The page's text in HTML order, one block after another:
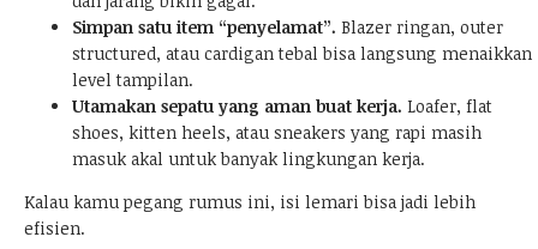
Simpan satu item “penyelamat”. Blazer ringan, outer
structured, atau cardigan tebal bisa langsung menaikkan
level tampilan.
Utamakan sepatu yang aman buat kerja. Loafer, flat
shoes, kitten heels, atau sneakers yang rapi masih
masuk akal untuk banyak lingkungan kerja.
Kalau kamu pegang rumus ini, isi lemari bisa jadi lebih
efisien.